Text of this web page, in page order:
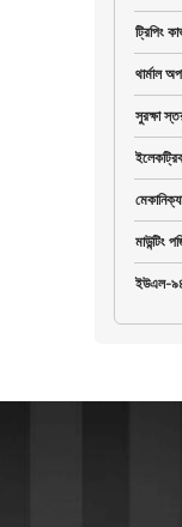
ট্রিপিং
থার্মাল
সুরক্ষা
মাউন্টিং
ইউএল-৯৪